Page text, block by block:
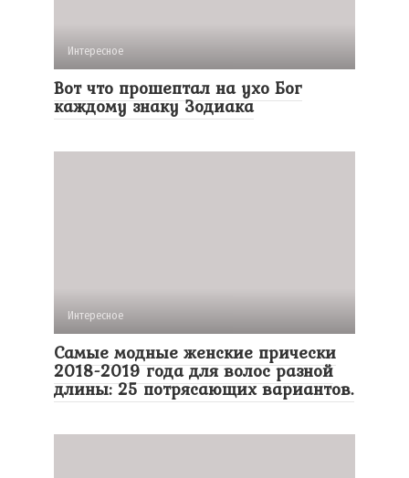
Интересное
Вот что прошептал на ухо Бог
каждому знаку Зодиака
Интересное
Самые модные женские прически
2018-2019 года для волос разной
длины: 25 потрясающих вариантов.